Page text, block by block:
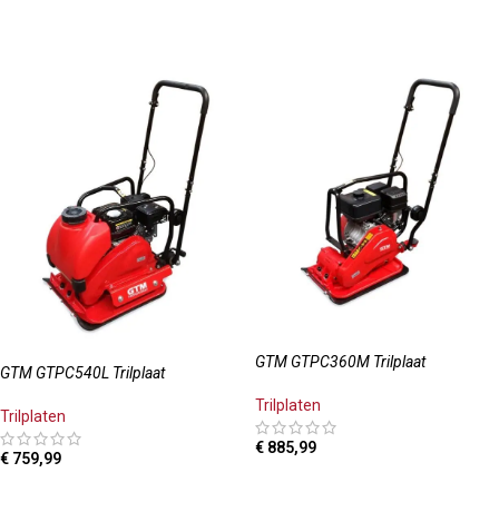
GTM GTPC540L Trilplaat
Trilplaten
€ 759,99
GTM GTPC360M Trilplaat
Trilplaten
€ 885,99